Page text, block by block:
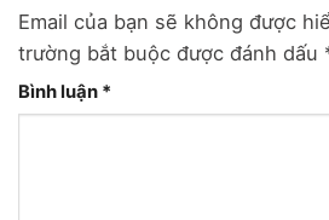
Email của bạn sẽ không được
trường bắt buộc được đánh dấu
Bình luận *